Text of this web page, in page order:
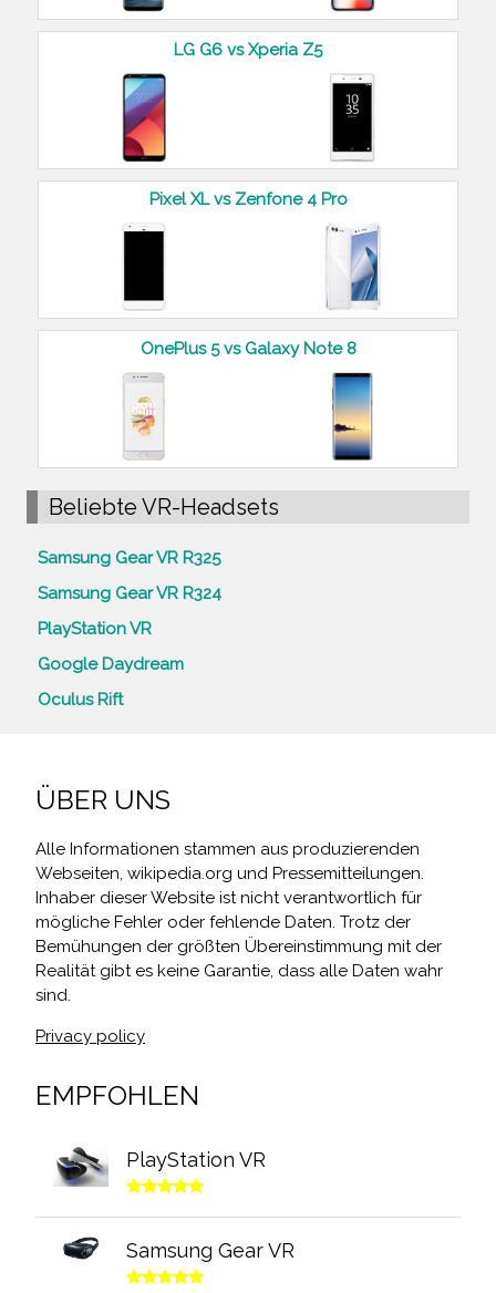
LG G6 vs Xperia Z5
Pixel XL vs Zenfone 4 Pro
OnePlus 5 vs Galaxy Note 8
Beliebte VR-Headsets
Samsung Gear VR R325
Samsung Gear VR R324
PlayStation VR
Google Daydream
Oculus Rift
ÜBER UNS
Alle Informationen stammen aus produzierenden
Webseiten, wikipedia.org und Pressemitteilungen.
Inhaber dieser Website ist nicht verantwortlich für
mögliche Fehler oder fehlende Daten. Trotz der
Bemühungen der größten Übereinstimmung mit der
Realität gibt es keine Garantie, dass alle Daten wahr
sind.
Privacy policy
EMPFOHLEN
PlayStation VR
Samsung Gear VR